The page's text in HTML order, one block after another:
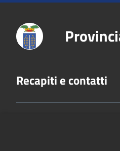
Recapiti e contatti